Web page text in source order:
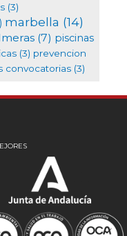
(3)
marbella (14)
(7) piscinas
(3) prevencion
convocatorias (3)